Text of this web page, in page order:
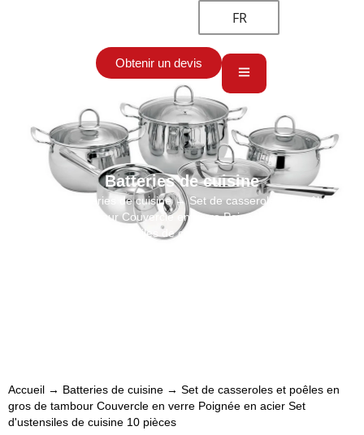
FR
Obtenir un devis
Batteries de cuisine
Batteries de cuisine→ Set de casseroles et poêles en
gros de tambour Couvercle en verre Poignée en acier Set
d'ustensiles de cuisine 10 pièces
Accueil → Batteries de cuisine → Set de casseroles et poêles en
gros de tambour Couvercle en verre Poignée en acier Set
d'ustensiles de cuisine 10 pièces